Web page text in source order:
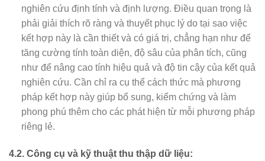
nghiên cứu định tính và định lượng. Điều quan trọng là
phải giải thích rõ ràng và thuyết phục lý do tại sao việc
kết hợp này là cần thiết và có giá trị, chẳng hạn như để
tăng cường tính toàn diện, độ sâu của phân tích, cũng
như để nâng cao tính hiệu quả và độ tin cậy của kết quả
nghiên cứu. Cần chỉ ra cụ thể cách thức mà phương
pháp kết hợp này giúp bổ sung, kiểm chứng và làm
phong phú thêm cho các phát hiện từ mỗi phương pháp
riêng lẻ.
4.2. Công cụ và kỹ thuật thu thập dữ liệu: